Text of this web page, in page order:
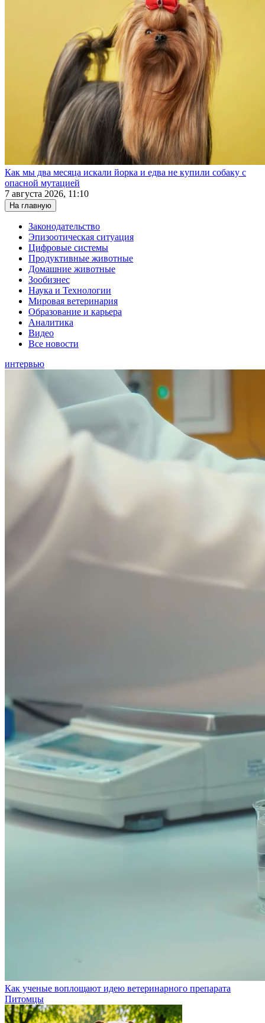
Как мы два месяца искали йорка и едва не купили собаку с
опасной мутацией
7 августа 2026, 11:10
На главную
Законодательство
Эпизоотическая ситуация
Цифровые системы
Продуктивные животные
Домашние животные
Зообизнес
Наука и Технологии
Мировая ветеринария
Образование и карьера
Аналитика
Видео
Все новости
интервью
Как ученые воплощают идею ветеринарного препарата
Питомцы